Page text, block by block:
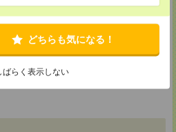
どちらも気になる！
ばらく表示しない
フィス
134 横浜ビジネスパークサウスタワー